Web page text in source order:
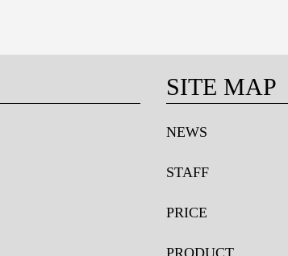
SITE MAP
NEWS
STAFF
PRICE
PRODUCT